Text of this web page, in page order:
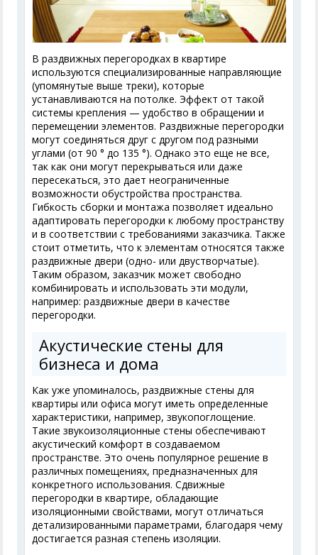
В раздвижных перегородках в квартире
используются специализированные направляющие
(упомянутые выше треки), которые
устанавливаются на потолке. Эффект от такой
системы крепления — удобство в обращении и
перемещении элементов. Раздвижные перегородки
могут соединяться друг с другом под разными
углами (от 90 ° до 135 °). Однако это еще не все,
так как они могут перекрываться или даже
пересекаться, это дает неограниченные
возможности обустройства пространства.
Гибкость сборки и монтажа позволяет идеально
адаптировать перегородки к любому пространству
и в соответствии с требованиями заказчика. Также
стоит отметить, что к элементам относятся также
раздвижные двери (одно- или двустворчатые).
Таким образом, заказчик может свободно
комбинировать и использовать эти модули,
например: раздвижные двери в качестве
перегородки.
Акустические стены для
бизнеса и дома
Как уже упоминалось, раздвижные стены для
квартиры или офиса могут иметь определенные
характеристики, например, звукопоглощение.
Такие звукоизоляционные стены обеспечивают
акустический комфорт в создаваемом
пространстве. Это очень популярное решение в
различных помещениях, предназначенных для
конкретного использования. Сдвижные
перегородки в квартире, обладающие
изоляционными свойствами, могут отличаться
детализированными параметрами, благодаря чему
достигается разная степень изоляции.